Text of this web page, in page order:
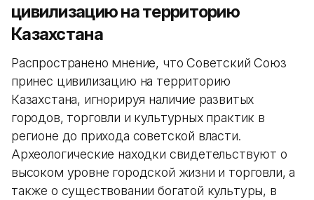
цивилизацию на территорию
Казахстана
Распространено мнение, что Советский Союз
принес цивилизацию на территорию
Казахстана, игнорируя наличие развитых
городов, торговли и культурных практик в
регионе до прихода советской власти.
Археологические находки свидетельствуют о
высоком уровне городской жизни и торговли, а
также о существовании богатой культуры, в